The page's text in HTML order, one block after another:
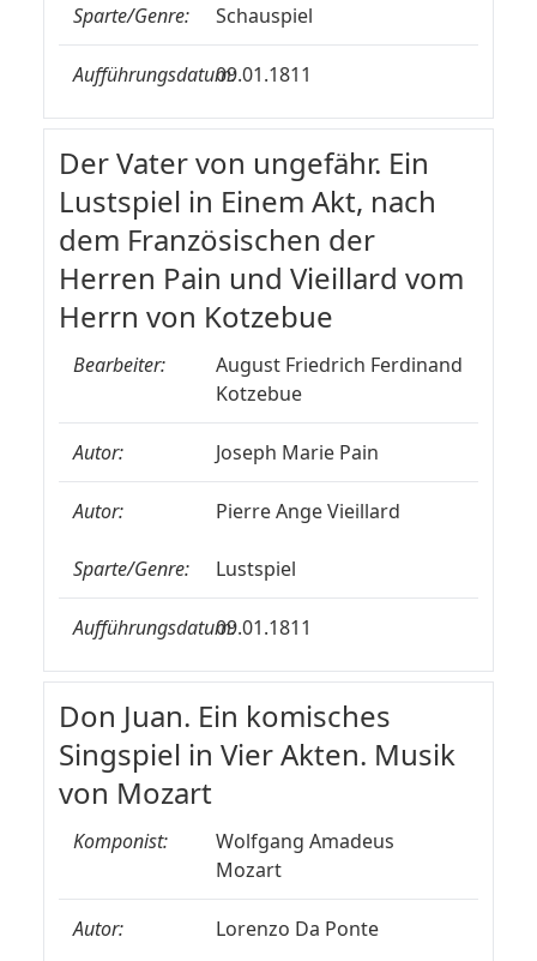
Sparte/Genre: Schauspiel
Aufführungsdatum:09.01.1811
Der Vater von ungefähr. Ein
Lustspiel in Einem Akt, nach
dem Französischen der
Herren Pain und Vieillard vom
Herrn von Kotzebue
Bearbeiter:
August Friedrich Ferdinand
Kotzebue
Autor: Joseph Marie Pain
Autor: Pierre Ange Vieillard
Sparte/Genre: Lustspiel
Aufführungsdatum:09.01.1811
Don Juan. Ein komisches
Singspiel in Vier Akten. Musik
von Mozart
Komponist:
Wolfgang Amadeus
Mozart
Autor: Lorenzo Da Ponte